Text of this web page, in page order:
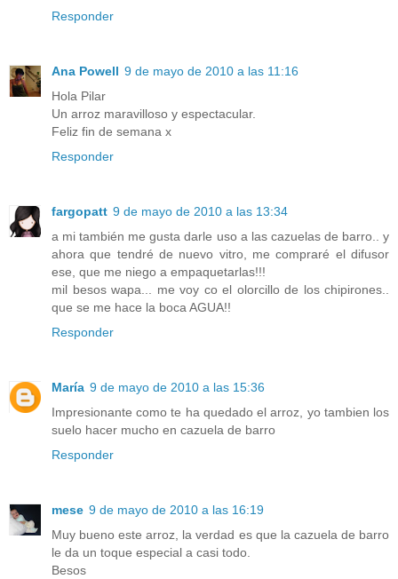
Responder
Ana Powell 9 de mayo de 2010 a las 11:16
Hola Pilar
Un arroz maravilloso y espectacular.
Feliz fin de semana x
Responder
fargopatt 9 de mayo de 2010 a las 13:34
a mi también me gusta darle uso a las cazuelas de barro.. y
ahora que tendré de nuevo vitro, me compraré el difusor
ese, que me niego a empaquetarlas!!!
mil besos wapa... me voy co el olorcillo de los chipirones..
que se me hace la boca AGUA!!
Responder
María 9 de mayo de 2010 a las 15:36
Impresionante como te ha quedado el arroz, yo tambien los
suelo hacer mucho en cazuela de barro
Responder
mese 9 de mayo de 2010 a las 16:19
Muy bueno este arroz, la verdad es que la cazuela de barro
le da un toque especial a casi todo.
Besos